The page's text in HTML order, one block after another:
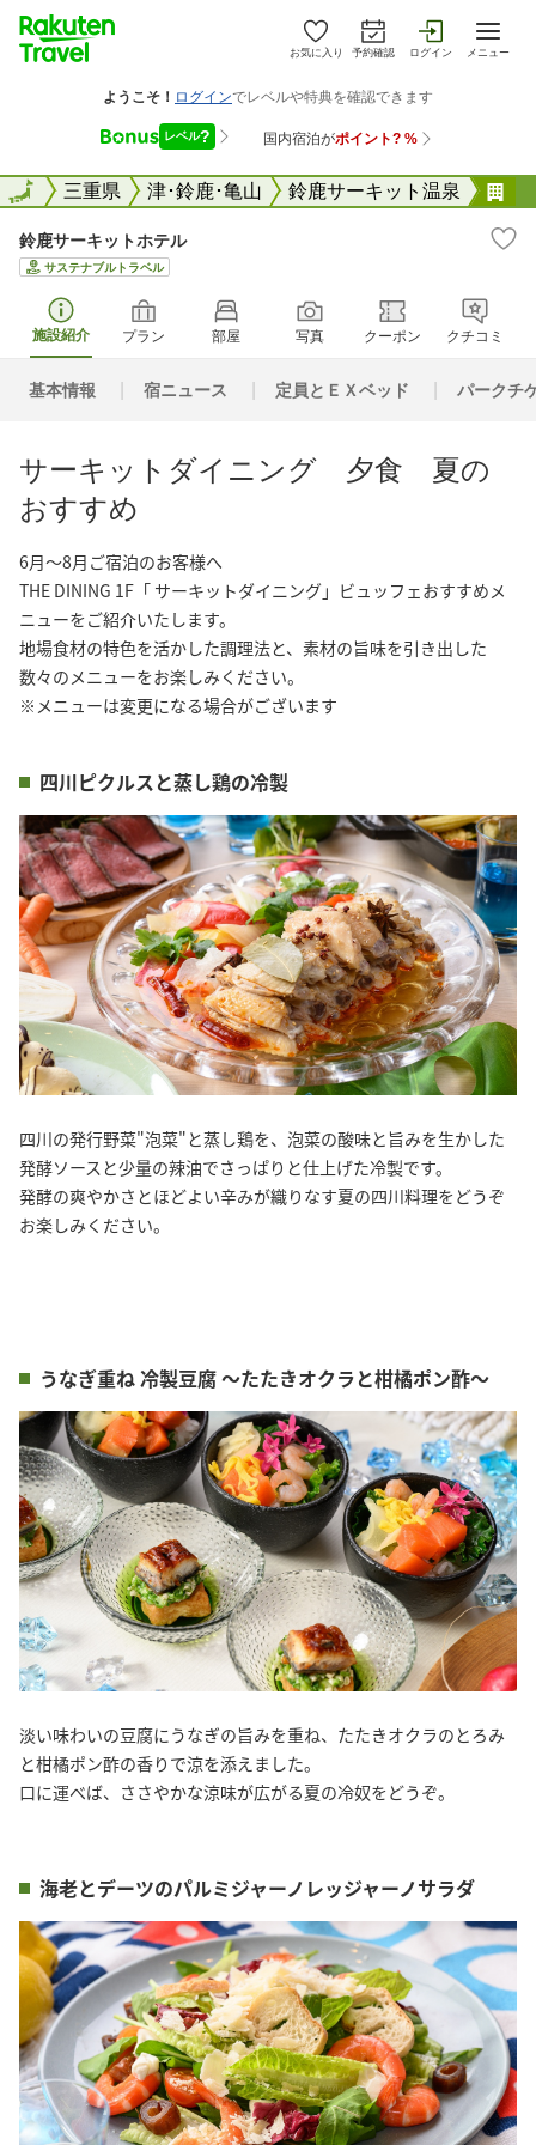
お気に入り 予約確認 ログイン メニュー
全国三重県 津･鈴鹿･亀山 鈴鹿サーキット温泉
全国
鈴鹿サーキットホテル
サステナブルトラベル
施設紹介 プラン 部屋 写真 クーポン クチコミ
基本情報 宿ニュース 定員とＥＸベッド パークチ
サーキットダイニング 夕食 夏の
おすすめ
6月～8月ご宿泊のお客様へ
THE DINING 1F「 サーキットダイニング」ビュッフェおすすめメ
ニューをご紹介いたします。
地場食材の特色を活かした調理法と、素材の旨味を引き出した
数々のメニューをお楽しみください。
※メニューは変更になる場合がございます
四川ピクルスと蒸し鶏の冷製
四川の発行野菜"泡菜"と蒸し鶏を、泡菜の酸味と旨みを生かした
発酵ソースと少量の辣油でさっぱりと仕上げた冷製です。
発酵の爽やかさとほどよい辛みが織りなす夏の四川料理をどうぞ
お楽しみください。
うなぎ重ね 冷製豆腐 ～たたきオクラと柑橘ポン酢～
淡い味わいの豆腐にうなぎの旨みを重ね、たたきオクラのとろみ
と柑橘ポン酢の香りで涼を添えました。
口に運べば、ささやかな涼味が広がる夏の冷奴をどうぞ。
海老とデーツのパルミジャーノレッジャーノサラダ